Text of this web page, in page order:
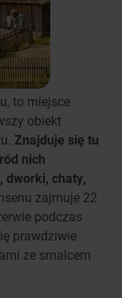
to miejsce
obiekt
Znajduje się tu
nich
dworki, chaty,
zajmuje 22
podczas
prawdziwie
ze smalcem